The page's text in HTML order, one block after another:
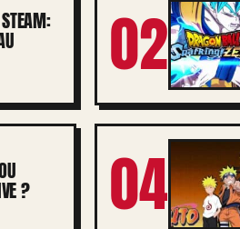
02
? 04